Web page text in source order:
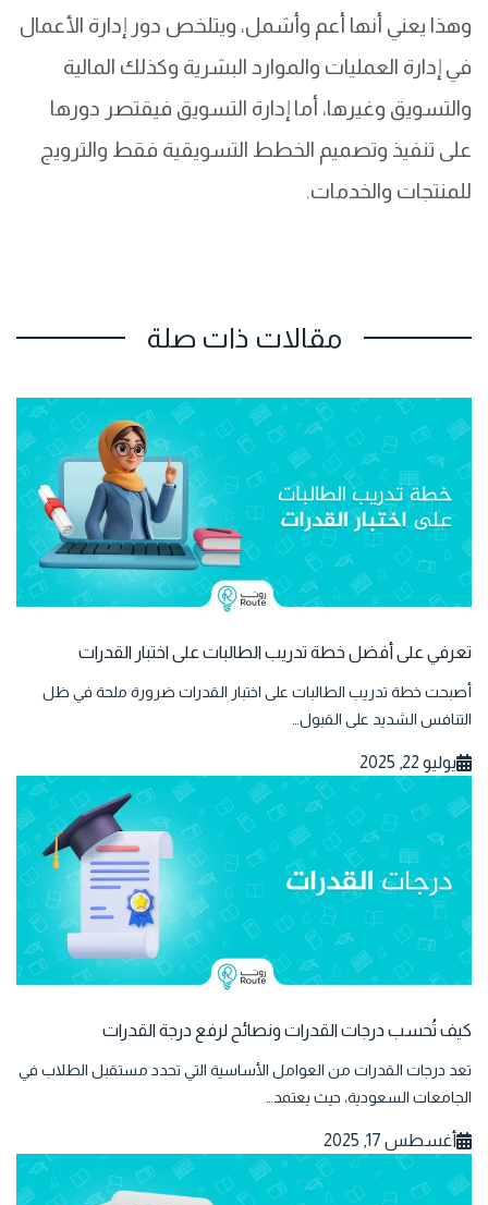
وهذا يعني أنها أعم وأشمل، ويتلخص دور إدارة الأعمال
في إدارة العمليات والموارد البشرية وكذلك المالية
والتسويق وغيرها، أما إدارة التسويق فيقتصر دورها
على تنفيذ وتصميم الخطط التسويقية فقط والترويج
للمنتجات والخدمات.
مقالات ذات صلة
تعرفي على أفضل خطة تدريب الطالبات على اختبار القدرات
أصبحت خطة تدريب الطالبات على اختبار القدرات ضرورة ملحة في ظل
التنافس الشديد على القبول…
يوليو 22, 2025
كيف تُحسب درجات القدرات ونصائح لرفع درجة القدرات
تعد درجات القدرات من العوامل الأساسية التي تحدد مستقبل الطلاب في
الجامعات السعودية، حيث يعتمد…
أغسطس 17, 2025